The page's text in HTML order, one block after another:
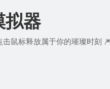
拟器
鼠标释放属于你的璀璨时刻